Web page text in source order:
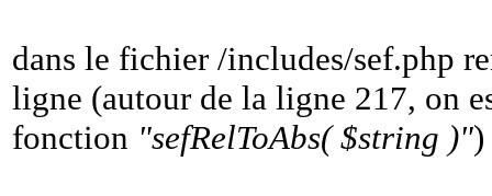
dans le fichier /includes/sef.php
ligne (autour de la ligne 217, on
fonction "sefRelToAbs( $string )")